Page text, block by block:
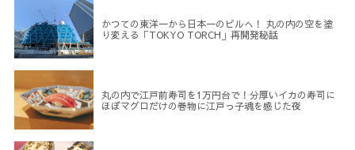
かつての東洋一から日本一のビルへ！ 丸の内の空を塗
り変える「TOKYO TORCH」再開発秘話
丸の内で江戸前寿司を1万円台で！分厚いイカの寿司に
ほぼマグロだけの巻物に江戸っ子魂を感じた夜